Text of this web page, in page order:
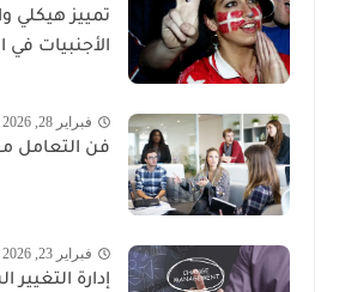
تمييز هيكلي
الأجنبيات في
فبراير 28, 2026
فن التعامل
فبراير 23, 2026
إدارة